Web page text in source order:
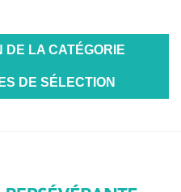
DE LA CATÉGORIE
DE SÉLECTION